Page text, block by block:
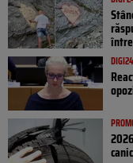
DIGI24